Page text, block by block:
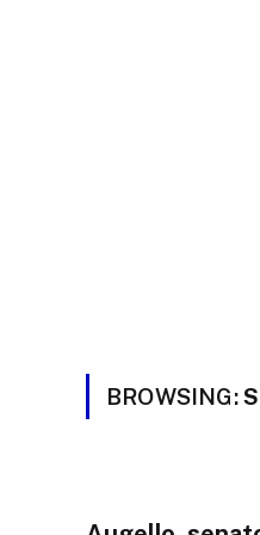
BROWSING: